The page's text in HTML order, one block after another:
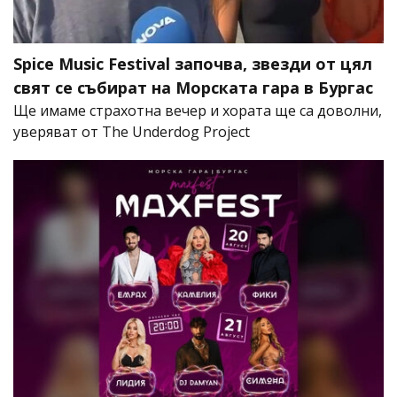
Spice Music Festival започва, звезди от цял
свят се събират на Морската гара в Бургас
Ще имаме страхотна вечер и хората ще са доволни,
уверяват от The Underdog Project